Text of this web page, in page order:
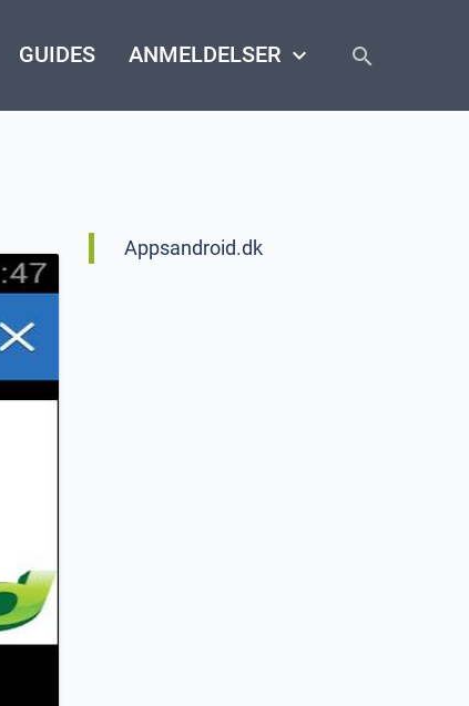
GUIDES ANMELDELSER keyboard_arrow_down search
close
Appsandroid.dk